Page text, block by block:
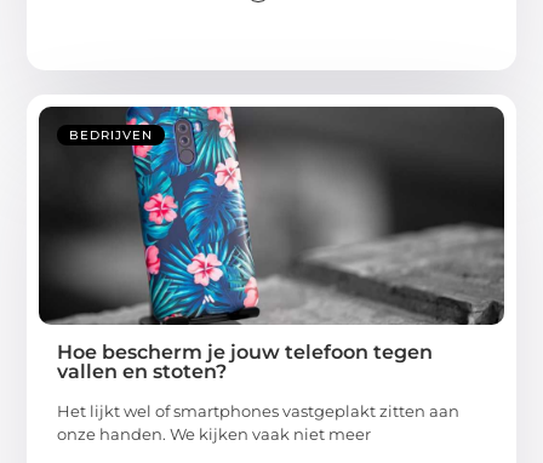
BEDRIJVEN
Hoe bescherm je jouw telefoon tegen
vallen en stoten?
Het lijkt wel of smartphones vastgeplakt zitten aan
onze handen. We kijken vaak niet meer